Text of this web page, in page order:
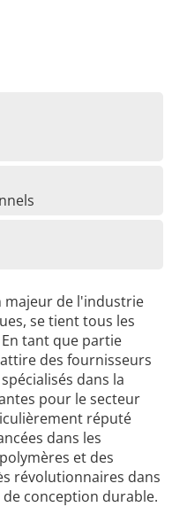
majeur de l'industrie
se tient tous les
En tant que partie
des fournisseurs
dans la
pour le secteur
réputé
dans les
et des
révolutionnaires dans
conception durable.